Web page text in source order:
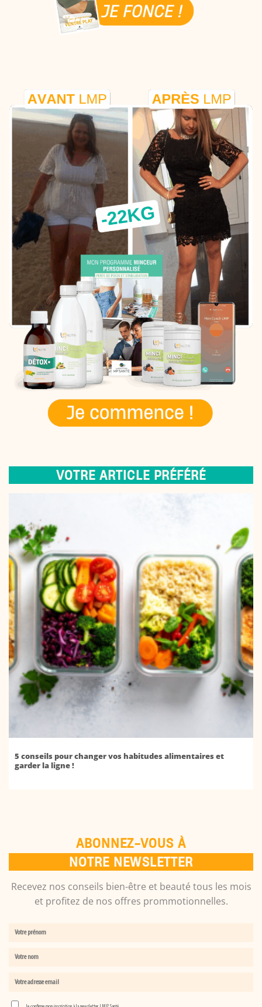
VOTRE ARTICLE PRÉFÉRÉ
5 conseils pour changer vos habitudes alimentaires et
garder la ligne !
ABONNEZ-VOUS À
NOTRE NEWSLETTER
Recevez nos conseils bien-être et beauté tous les mois
et profitez de nos offres prommotionnelles.